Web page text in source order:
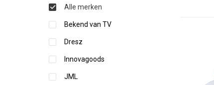
Alle merken
Bekend van TV
Dresz
Innovagoods
JML